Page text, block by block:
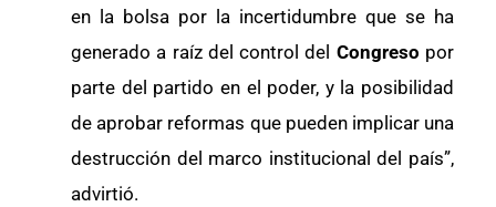
en la bolsa por la incertidumbre que se ha
generado a raíz del control del Congreso por
parte del partido en el poder, y la posibilidad
de aprobar reformas que pueden implicar una
destrucción del marco institucional del país”,
advirtió.